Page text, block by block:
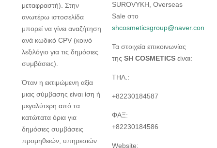
μεταφραστή). Στην
ανωτέρω ιστοσελίδα
μπορεί να γίνει αναζήτηση
ανά κωδικό CPV (κοινό
λεξιλόγιο για τις δημόσιες
συμβάσεις).
Όταν η εκτιμώμενη αξία
μιας σύμβασης είναι ίση ή
μεγαλύτερη από τα
κατώτατα όρια για
δημόσιες συμβάσεις
προμηθειών, υπηρεσιών
SUROVYKH, Overseas
Sale στο
shcosmeticsgroup@naver.con
Τα στοιχεία επικοινωνίας
τηςSH COSMETICS είναι:
ΤΗΛ.:
+82230184587
ΦΑΞ:
+82230184586
Website: